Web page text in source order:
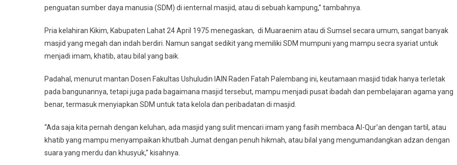
penguatan sumber daya manusia (SDM) di ienternal masjid, atau di sebuah kampung,” tambahnya.
Pria kelahiran Kikim, Kabupaten Lahat 24 April 1975 menegaskan, di Muaraenim atau di Sumsel secara umum, sangat banyak
masjid yang megah dan indah berdiri. Namun sangat sedikit yang memiliki SDM mumpuni yang mampu secra syariat untuk
menjadi imam, khatib, atau bilal yang baik.
Padahal, menurut mantan Dosen Fakultas Ushuludin IAIN Raden Fatah Palembang ini, keutamaan masjid tidak hanya terletak
pada bangunannya, tetapi juga pada bagaimana masjid tersebut, mampu menjadi pusat ibadah dan pembelajaran agama yang
benar, termasuk menyiapkan SDM untuk tata kelola dan peribadatan di masjid.
“Ada saja kita pernah dengan keluhan, ada masjid yang sulit mencari imam yang fasih membaca Al-Qur’an dengan tartil, atau
khatib yang mampu menyampaikan khutbah Jumat dengan penuh hikmah, atau bilal yang mengumandangkan adzan dengan
suara yang merdu dan khusyuk,” kisahnya.